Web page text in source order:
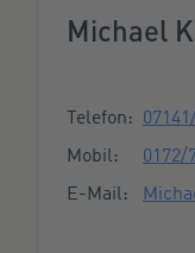
Michael
Telefon:
Mobil:
0172/
E-Mail: